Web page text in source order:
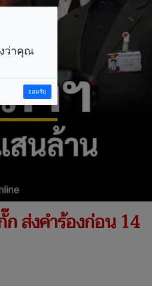
ส่งคำร้องก่อน 14
ว่าคุณ
ยอมรับ